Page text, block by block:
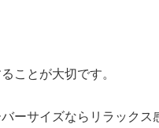
ことが大切です。
ーサイズならリラックス